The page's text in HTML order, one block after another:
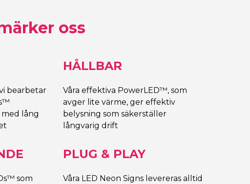
oss
bearbetar
lång
HÅLLBAR
Våra effektiva PowerLED™, som
avger lite värme, ger effektiv
belysning som säkerställer
långvarig drift
som
PLUG & PLAY
Våra LED Neon Signs levereras alltid